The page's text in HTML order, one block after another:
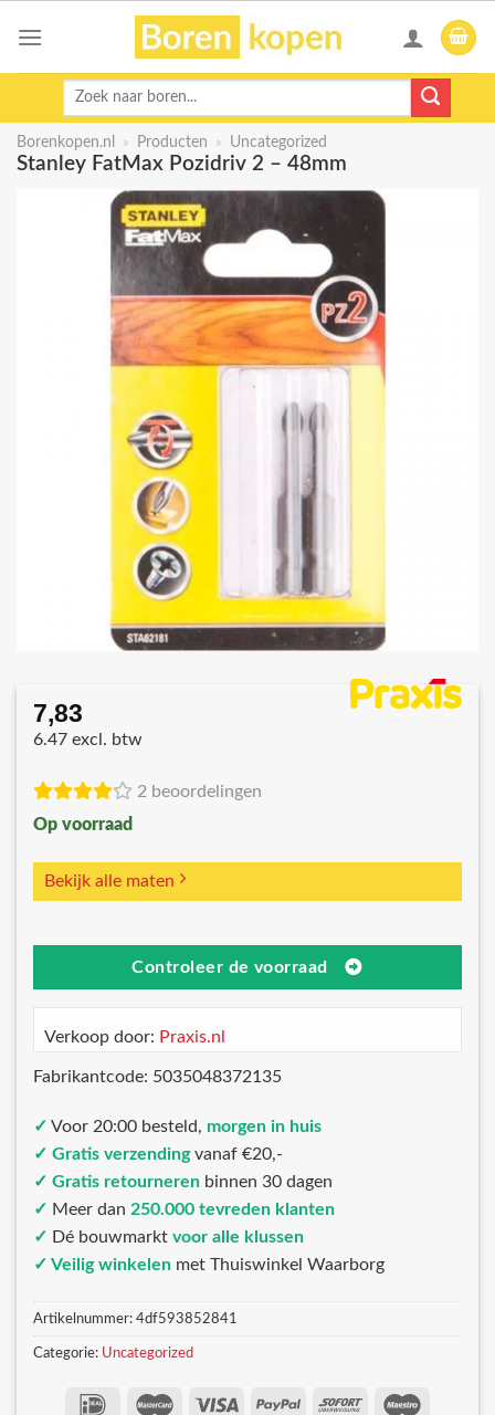
Zoeken
Borenkopen.nl » Producten » Uncategorized
Stanley FatMax Pozidriv 2 – 48mm
7,83
6.47 excl. btw
2 beoordelingen
Op voorraad
Bekijk alle maten
Controleer de voorraad
Verkoop door: Praxis.nl
Fabrikantcode: 5035048372135
✓ Voor 20:00 besteld, morgen in huis
✓ Gratis verzendingvanaf €20,-
✓ Gratis retourneren binnen 30 dagen
✓ Meer dan 250.000 tevreden klanten
✓ Dé bouwmarkt voor alle klussen
✓ Veilig winkelen met Thuiswinkel Waarborg
Artikelnummer: 4df593852841
Categorie: Uncategorized